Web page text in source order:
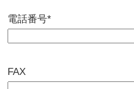
電話番号*
FAX